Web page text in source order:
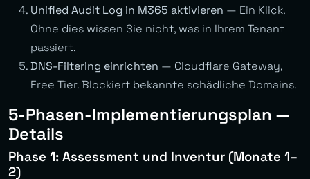
Unified Audit Log in M365 aktivieren — Ein Klick.
Ohne dies wissen Sie nicht, was in Ihrem Tenant
passiert.
DNS-Filtering einrichten — Cloudflare Gateway,
Free Tier. Blockiert bekannte schädliche Domains.
5-Phasen-Implementierungsplan —
Details
Phase 1: Assessment und Inventur (Monate 1–
2)